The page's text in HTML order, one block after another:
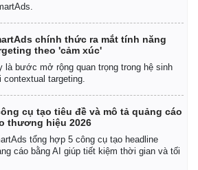
chính thức ra mắt tính năng
theo 'cảm xúc'
là bước mở rộng quan trọng trong hệ sinh
contextual targeting.
cụ tạo tiêu đề và mô tả quảng cáo
thương hiệu 2026
tổng hợp 5 công cụ tạo headline
cáo bằng AI giúp tiết kiệm thời gian và tối